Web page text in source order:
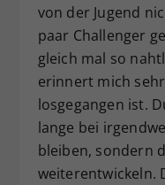
von der Jugend
paar Challenger
gleich mal so
erinnert mich
losgegangen ist.
lange bei
bleiben, sondern
weiterentwickeln.